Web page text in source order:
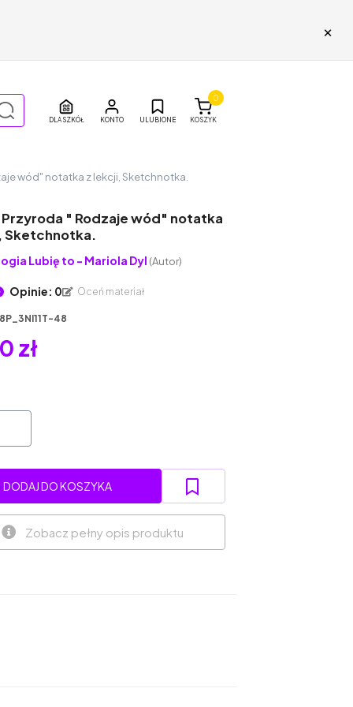
×
DLA SZKÓŁ ULUBIONE KOSZYK
0
wód" notatka z lekcji, Sketchnotka.
Przyroda " Rodzaje wód" notatka
Sketchnotka.
Lubię to - Mariola Dyl (Autor)
Opinie: 0 Oceń materiał
48
zł
DODAJ DO KOSZYKA
Zobacz pełny opis produktu